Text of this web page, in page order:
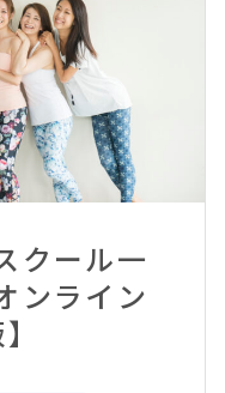
クール一
ンライン